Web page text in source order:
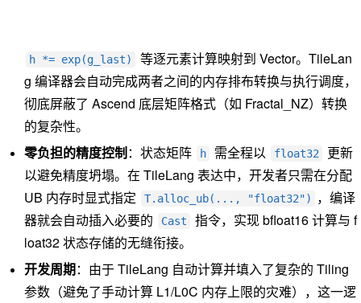
h *= exp(g_last)
等逐元素计算映射到 Vector。TileLan
g 编译器会自动完成两者之间的内存排布转换与执行调度，
彻底屏蔽了 Ascend 底层矩阵格式（如 Fractal_NZ）转换
的复杂性。
零负担的精度控制：状态矩阵 h 需全程以 float32
更新
以避免精度坍塌。在 TileLang 表达中，开发者只需在分配
UB 内存时显式指定
T.alloc_ub(..., "float32")
，编译
器就会自动插入必要的
Cast
指令，实现 bfloat16 计算与 f
loat32 状态存储的无缝衔接。
开发周期：由于 TileLang 自动计算并填入了复杂的 Tiling
参数（避免了手动计算 L1/L0C 内存上限的灾难），这一逻